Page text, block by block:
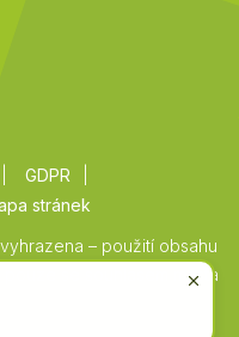
GDPR
stránek
– použití obsahu
pouze se souhlasem města